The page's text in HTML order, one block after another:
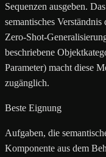
Sequenzen ausgeben.
semantisches
Zero-Shot-
beschriebene
Parameter) macht diese
zugänglich.
Beste Eignung
Aufgaben, die
Komponente aus dem